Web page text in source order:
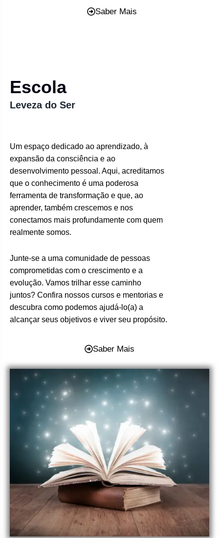
Saber Mais
Escola
Leveza do Ser
Um espaço dedicado ao aprendizado, à
expansão da consciência e ao
desenvolvimento pessoal. Aqui, acreditamos
que o conhecimento é uma poderosa
ferramenta de transformação e que, ao
aprender, também crescemos e nos
conectamos mais profundamente com quem
realmente somos.
Junte-se a uma comunidade de pessoas
comprometidas com o crescimento e a
evolução. Vamos trilhar esse caminho
juntos? Confira nossos cursos e mentorias e
descubra como podemos ajudá-lo(a) a
alcançar seus objetivos e viver seu propósito.
Saber Mais